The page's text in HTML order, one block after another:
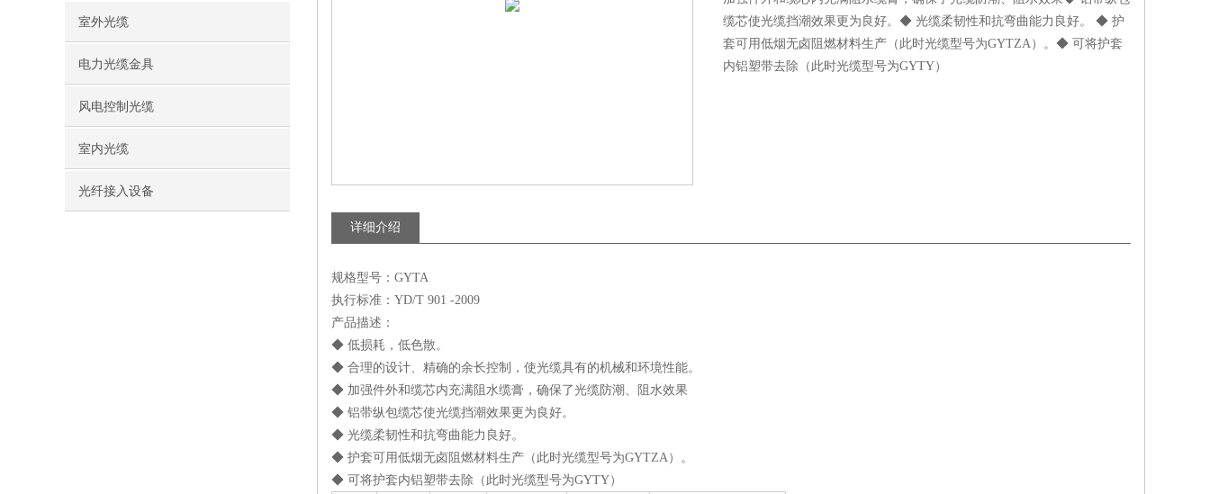
室外光缆
电力光缆金具
风电控制光缆
室内光缆
光纤接入设备
缆芯使光缆挡潮效果更为良好。◆ 光缆柔韧性和抗弯曲能力良好。 ◆ 护
套可用低烟无卤阻燃材料生产（此时光缆型号为GYTZA）。◆ 可将护套
内铝塑带去除（此时光缆型号为GYTY）
详细介绍
规格型号：GYTA
执行标准：YD/T 901 -2009
产品描述：
◆ 低损耗，低色散。
◆ 合理的设计、精确的余长控制，使光缆具有的机械和环境性能。
◆ 加强件外和缆芯内充满阻水缆膏，确保了光缆防潮、阻水效果
◆ 铝带纵包缆芯使光缆挡潮效果更为良好。
◆ 光缆柔韧性和抗弯曲能力良好。
◆ 护套可用低烟无卤阻燃材料生产（此时光缆型号为GYTZA）。
◆ 可将护套内铝塑带去除（此时光缆型号为GYTY）